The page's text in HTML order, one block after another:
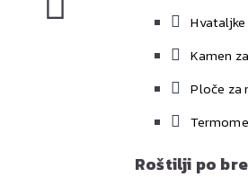
Kamen
Ploče za
Roštilji po